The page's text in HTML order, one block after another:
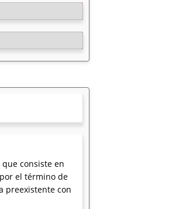
consiste en
el término de
preexistente con